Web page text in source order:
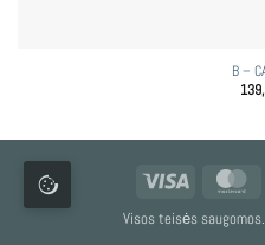
B –
Visos teisės